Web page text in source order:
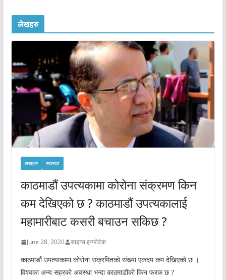
लेखहरु
लेखहरु स्वास्थ्य
काठमाडौं उपत्यकामा कोरोना संक्रमण किन
कम देखिएको छ ? काठमाडौं उपत्यकालाई
महामारीबाट कसरी बचाउन सकिछ ?
June 28, 2020 साइन्स इन्फोटेक
काठमाडौं उपत्याकामा कोरोना संक्रमितको संख्या एकदम कम देखिएको छ ।
विश्वका अन्य सहरको अवस्था भन्दा काठमाडौंको किन फरक छ ?